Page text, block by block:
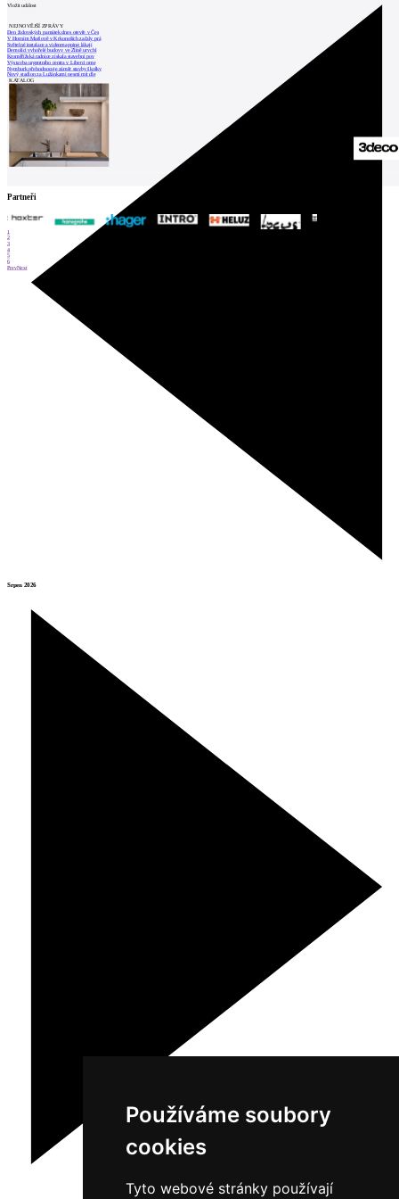
Používáme soubory
cookies
Tyto webové stránky používají
Srpen 2026
Vložit událost
NEJNOVĚJŠÍ ZPRÁVY
Den židovských památek dnes otevře v Čes
V Horním Maršově v Krkonoších začaly prá
Světelné instalace a videomapping lákají
Demolici vyhořelé budovy ve Zlíně urychl
Kroměřížská radnice získala stavební pov
Výstavba urgentního centra v Liberci ome
Nymburk přehodnocuje záměr stavby školky
Nový stadion za Lužánkami nesmí mít dle
KATALOG
Partneři
1
2
3
4
5
6
PrevNext